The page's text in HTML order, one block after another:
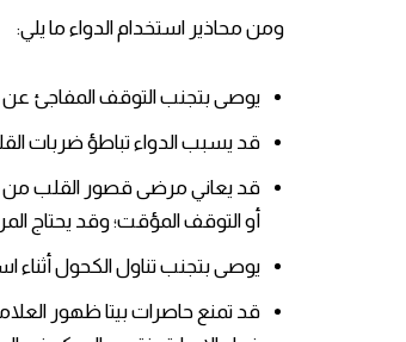
ومن محاذير استخدام الدواء ما يلي:
يوصى بتجنب التوقف المفاجئ عن
قد يسبب الدواء تباطؤ ضربات القلب إلى أقل من 55 نبضة في الدقيقة،
قد يعاني مرضى قصور القلب من
أو التوقف المؤقت؛ وقد يحتاج
يوصى بتجنب تناول الكحول أثناء
قد تمنع حاصرات بيتا ظهور